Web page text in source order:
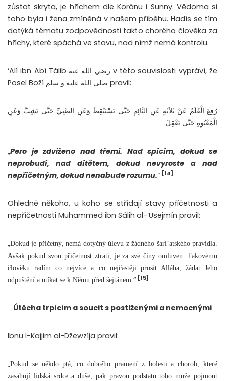
zůstat skryta, je hříchem dle Koránu i Sunny. Vědoma si
toho byla i žena zmíněná v našem příběhu. Hadís se tím
dotýká tématu zodpovědnosti takto chorého člověka za
hříchy, které spáchá ve stavu, nad nímž nemá kontrolu.
‘Alí ibn Abí Tálib رضي الله عنه v této souvislosti vypráví, že
Posel Boží صلى الله عليه و سلم pravil:
رُفِعَ الْقَلَمُ عَنْ ثَلاَثَةٍ عَنِ النَّائِمِ حَتَّى يَسْتَيْقِظَ وَعَنِ الصَّبِيِّ حَتَّى يَشِبَّ وَعَنِ
الْمَعْتُوهِ حَتَّى يَعْقِلَ.
„Pero je zdviženo nad třemi. Nad spícím, dokud se
neprobudí, nad dítětem, dokud nevyroste a nad
nepříčetným, dokud nenabude rozumu.“ [14]
Ohledně někoho, u koho se střídají stavy příčetnosti a
nepříčetnosti Muhammed ibn Sálih al-‘Usejmín pravil:
„Dokud je příčetný, nemá dotyčný úlevu z žádného šarí’atského pravidla.
Avšak pokud svou příčetnost ztratí, je za své činy omluven. Takovému
člověku radím co nejvíce a co nejčastěji prosit Alláha, žádat Jeho
odpuštění a utíkat se k Němu před šejtánem. “ [15]
Útěcha trpícím a soucit s postiženými a nemocnými
Ibnu l-Kajjim al-Džewzíja pravil:
„Pokud se někdo ptá, co dobrého pramení z bolesti a chorob, které
zasahují lidská srdce a duše, pak pravou podstatu toho může pojmout